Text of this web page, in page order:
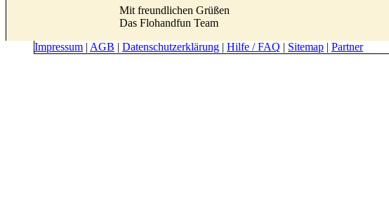
Mit freundlichen Grüßen
Das Flohandfun Team
Impressum | AGB | Datenschutzerklärung | Hilfe / FAQ | Sitemap | Partner